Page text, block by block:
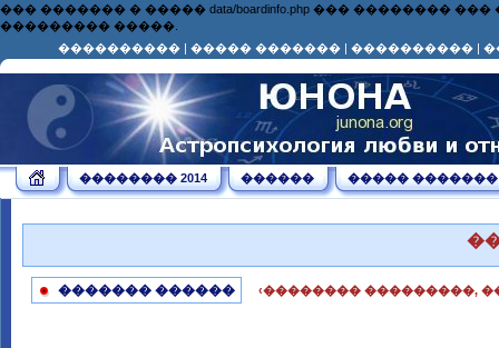
��� ������� � ����� data/boardinfo.php ���
��������� �����.
���������� | ����� ������� | ���������� |
�������� 2014 ������ ����� �������
������� ������ ‹�������� ���������,